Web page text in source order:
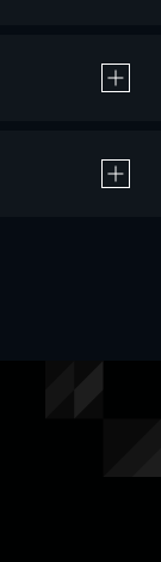
購入 / レンタルです。
ポイント還元です。